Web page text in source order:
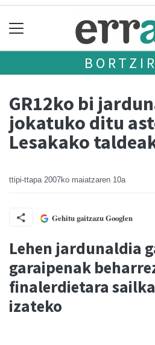
GR12ko bi
jokatuko ditu
Lesakako
ttipi-ttapa 2007ko maiatzaren 10a
Gehitu gaitzazu Googlen
Lehen jardunaldia
garaipenak
finalerdietara
izateko